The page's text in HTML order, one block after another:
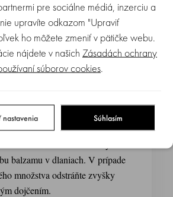
predchádzať tvorbe prasklín a
v období dojčenia.
lanolínu sú účinné tiež na
suchú pleť.
látok a parfumov.
dojčenia aplikujte po každom
balzamu v dlaniach. V prípade
množstva odstráňte zvyšky
dojčením.
pre sociálne médiá, inzerciu a
upravíte odkazom "Upraviť
ho môžete zmeniť v pätičke webu.
nájdete v našich Zásadách ochrany
súborov cookies.
nastavenia Súhlasím